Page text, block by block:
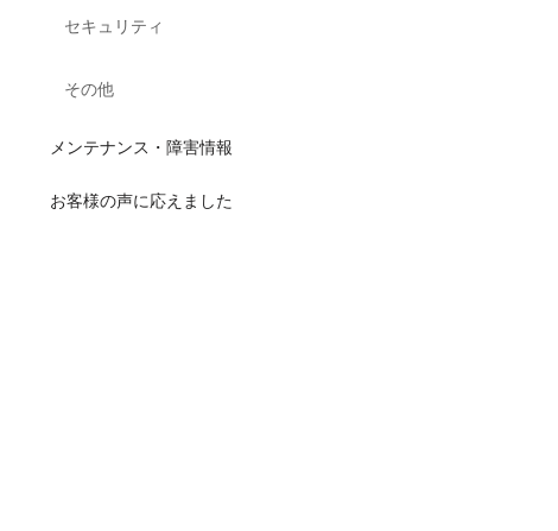
セキュリティ
その他
メンテナンス・障害情報
お客様の声に応えました